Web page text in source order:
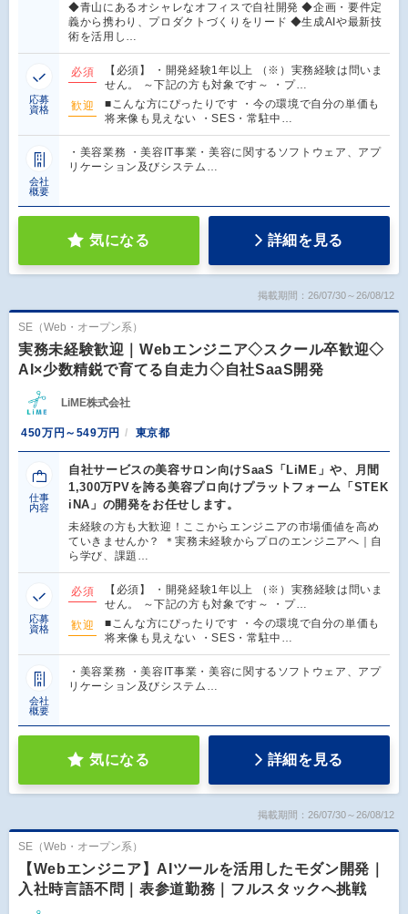
◆青山にあるオシャレなオフィスで自社開発 ◆企画・要件定
義から携わり、プロダクトづくりをリード ◆生成AIや最新技
術を活用し…
応募
資格
必須
【必須】 ・開発経験1年以上 （※）実務経験は問いま
せん。 ～下記の方も対象です～ ・プ…
歓迎
■こんな方にぴったりです ・今の環境で自分の単価も
将来像も見えない ・SES・常駐中…
会社
概要
・美容業務 ・美容IT事業・美容に関するソフトウェア、アプ
リケーション及びシステム…
気になる 詳細を見る
掲載期間：26/07/30～26/08/12
SE（Web・オープン系）
実務未経験歓迎｜Webエンジニア◇スクール卒歓迎◇
AI×少数精鋭で育てる自走力◇自社SaaS開発
LiME株式会社
450万円～549万円 東京都
仕事
内容
自社サービスの美容サロン向けSaaS「LiME」や、月間
1,300万PVを誇る美容プロ向けプラットフォーム「STEK
iNA」の開発をお任せします。
未経験の方も大歓迎！ここからエンジニアの市場価値を高め
ていきませんか？ ＊実務未経験からプロのエンジニアへ｜自
ら学び、課題…
応募
資格
必須
【必須】 ・開発経験1年以上 （※）実務経験は問いま
せん。 ～下記の方も対象です～ ・プ…
歓迎
■こんな方にぴったりです ・今の環境で自分の単価も
将来像も見えない ・SES・常駐中…
会社
概要
・美容業務 ・美容IT事業・美容に関するソフトウェア、アプ
リケーション及びシステム…
気になる 詳細を見る
掲載期間：26/07/30～26/08/12
SE（Web・オープン系）
【Webエンジニア】AIツールを活用したモダン開発｜
入社時言語不問｜表参道勤務｜フルスタックへ挑戦